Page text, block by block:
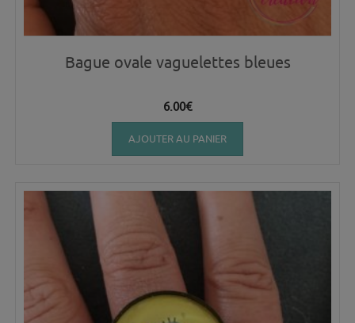
Bague ovale vaguelettes bleues
6.00€
AJOUTER AU PANIER